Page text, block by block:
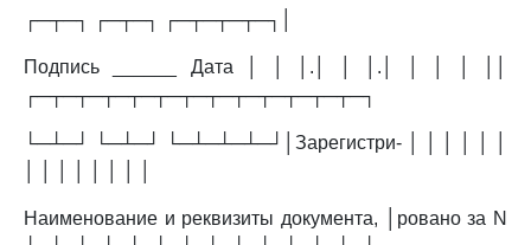
┌─┬─┐ ┌─┬─┐ ┌─┬─┬─┬─┐│
Подпись ______ Дата │ │ │.│ │ │.│ │ │ │ ││
┌─┬─┬─┬─┬─┬─┬─┬─┬─┬─┬─┬─┬─┐
└─┴─┘ └─┴─┘ └─┴─┴─┴─┘│Зарегистри- │ │ │ │ │ │
Наименование и реквизиты документа, │ровано за N